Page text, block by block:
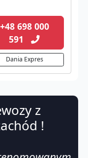
+48 698 000
591
Dania Expres
z
!